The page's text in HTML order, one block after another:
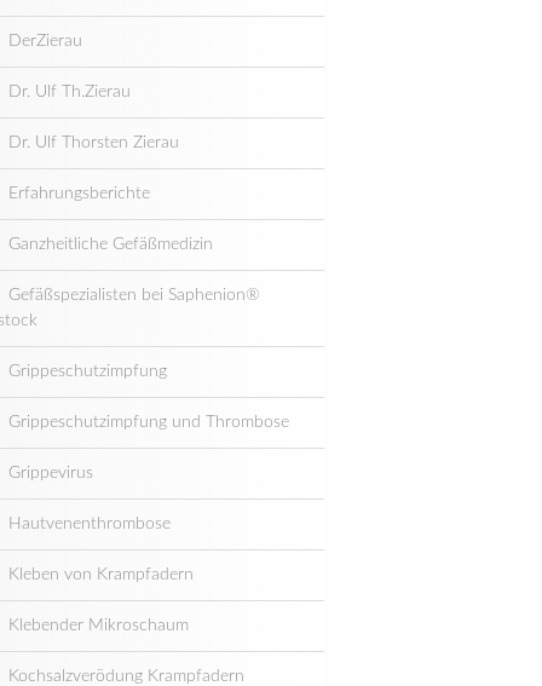
DerZierau
Dr. Ulf Th.Zierau
Dr. Ulf Thorsten Zierau
Erfahrungsberichte
Ganzheitliche Gefäßmedizin
Gefäßspezialisten bei Saphenion®
Grippeschutzimpfung
Grippeschutzimpfung und Thrombose
Grippevirus
Hautvenenthrombose
Kleben von Krampfadern
Klebender Mikroschaum
Kochsalzverödung Krampfadern